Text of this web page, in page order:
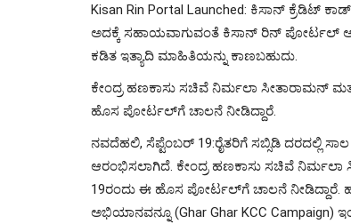
Kisan Rin Portal Launched: ಕಿಸಾನ್ ಕ್ರೆಡಿಟ್
ಅದಕ್ಕೆ ಸಹಾಯವಾಗುವಂತೆ ಕಿಸಾನ್ ರಿನ್ ಪೋರ್ಟಲ್
ಕಡಿತ ಇತ್ಯಾದಿ ಮಾಹಿತಿಯನ್ನು ಕಾಣಬಹುದು.
ಕೇಂದ್ರ ಹಣಕಾಸು ಸಚಿವೆ ನಿರ್ಮಲಾ ಸೀತಾರಾಮನ್
ಹೊಸ ಪೋರ್ಟಲ್​ಗೆ ಚಾಲನೆ ನೀಡಿದ್ದಾರೆ.
ನವದೆಹಲಿ, ಸೆಪ್ಟೆಂಬರ್ 19:ರೈತರಿಗೆ ಸಬ್ಸಿಡಿ ದರದಲ್ಲಿ
ಆರಂಭಿಸಲಾಗಿದೆ. ಕೇಂದ್ರ ಹಣಕಾಸು ಸಚಿವೆ ನಿರ್ಮಲಾ
19ರಂದು ಈ ಹೊಸ ಪೋರ್ಟಲ್​ಗೆ ಚಾಲನೆ
ಅಭಿಯಾನವನ್ನೂ (Ghar Ghar KCC Campaign)